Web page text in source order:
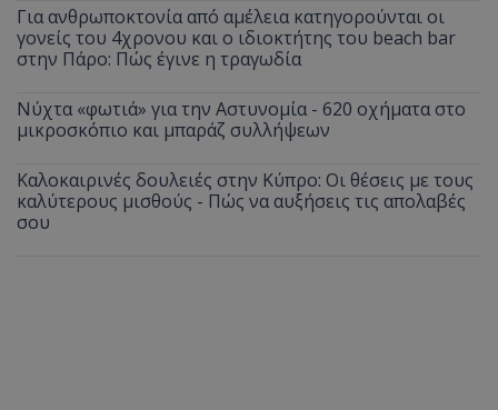
Για ανθρωποκτονία από αμέλεια κατηγορούνται οι
γονείς του 4χρονου και ο ιδιοκτήτης του beach bar
στην Πάρο: Πώς έγινε η τραγωδία
Νύχτα «φωτιά» για την Αστυνομία - 620 οχήματα στο
μικροσκόπιο και μπαράζ συλλήψεων
Καλοκαιρινές δουλειές στην Κύπρο: Οι θέσεις με τους
καλύτερους μισθούς - Πώς να αυξήσεις τις απολαβές
σου